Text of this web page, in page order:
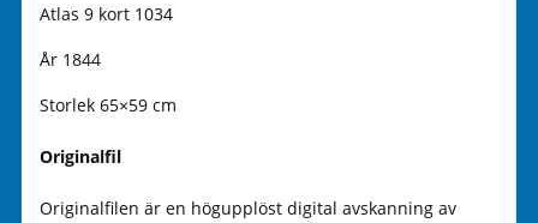
Atlas 9 kort 1034
År 1844
Storlek 65×59 cm
Originalfil
Originalfilen är en högupplöst digital avskanning av